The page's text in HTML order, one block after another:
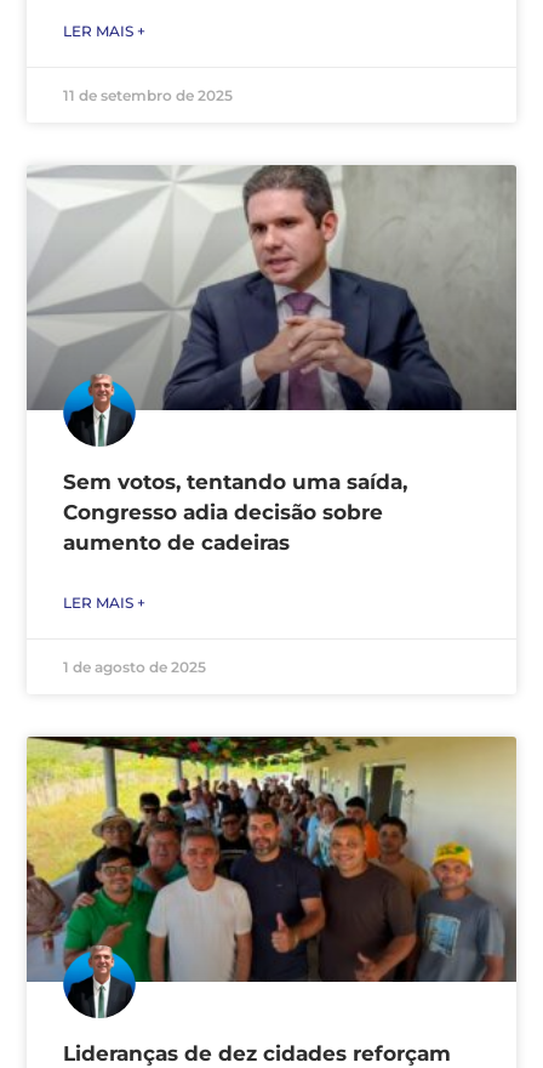
LER MAIS +
11 de setembro de 2025
Sem votos, tentando uma saída,
Congresso adia decisão sobre
aumento de cadeiras
LER MAIS +
1 de agosto de 2025
Lideranças de dez cidades reforçam